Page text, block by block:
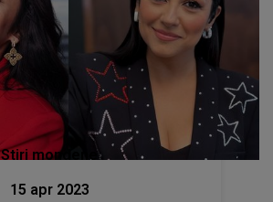
Stiri mondene
15 apr 2023